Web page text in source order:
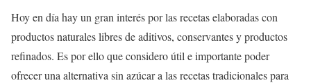
Hoy en día hay un gran interés por las recetas elaboradas con
productos naturales libres de aditivos, conservantes y productos
refinados. Es por ello que considero útil e importante poder
ofrecer una alternativa sin azúcar a las recetas tradicionales para